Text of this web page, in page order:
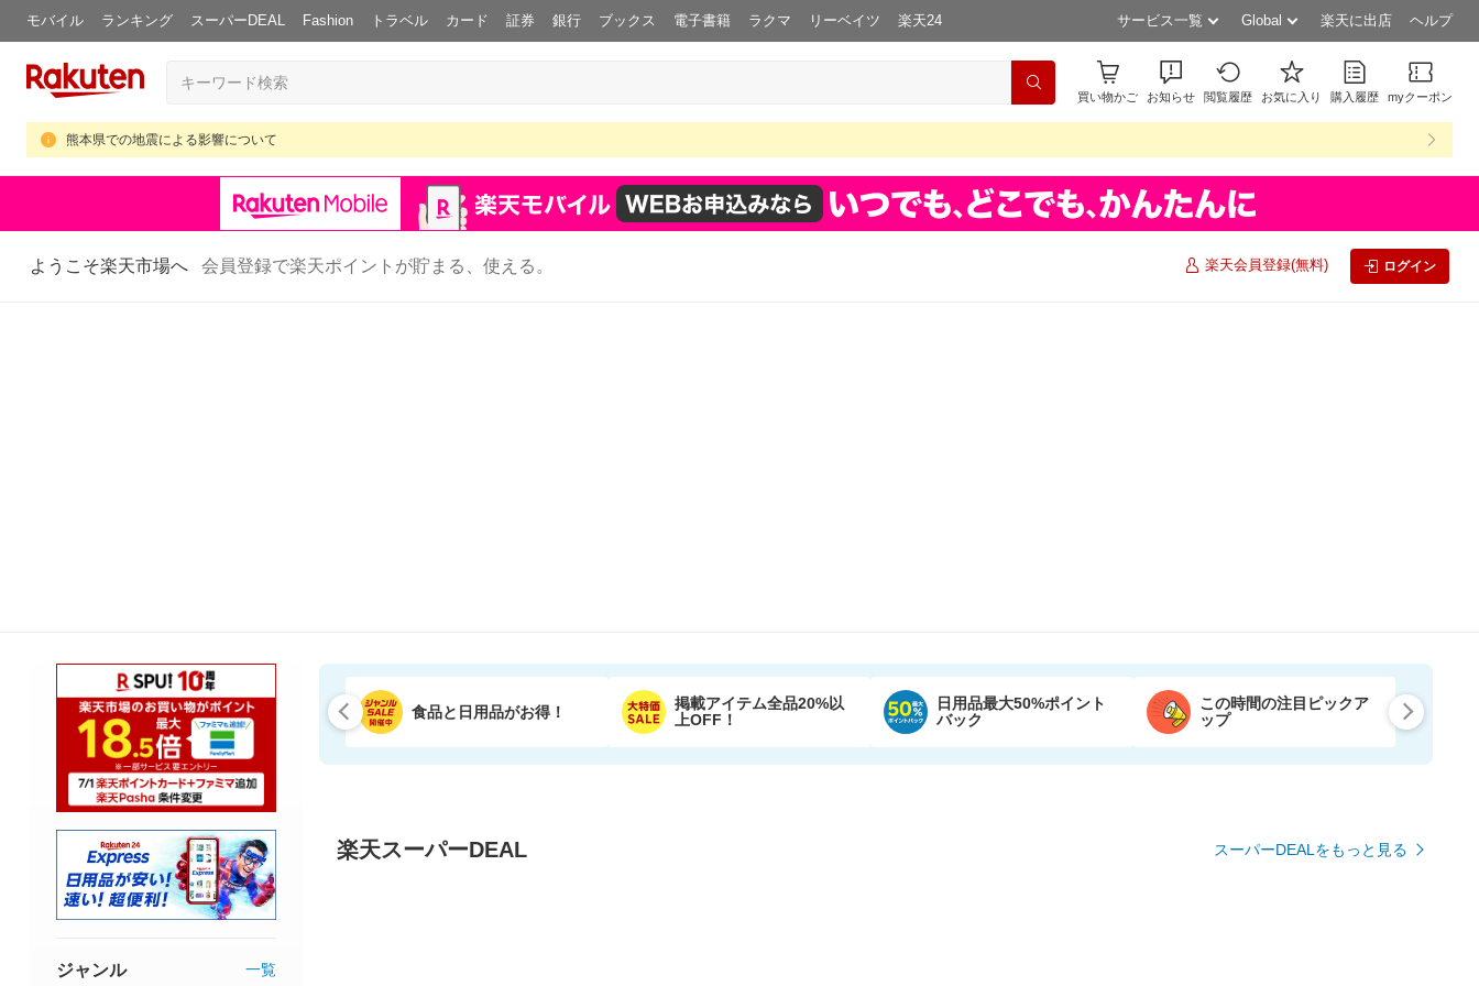
モバイル ランキング スーパーDEAL Fashion トラベル カード 証券 銀行 ブックス 電子書籍 ラクマ リーベイツ 楽天24 サービス一覧 Global 楽天に出店 ヘルプ
買い物かご お知らせ 閲覧履歴 お気に入り 購入履歴 myクーポン
熊本県での地震による影響について
ようこそ楽天市場へ 会員登録で楽天ポイントが貯まる、使える。 楽天会員登録(無料) ログイン
食品と日用品がお得！
掲載アイテム全品20%以
上OFF！
日用品最大50%ポイント
バック
この時間の注目ピックア
ップ
楽天スーパーDEAL スーパーDEALをもっと見る
ジャンル 一覧